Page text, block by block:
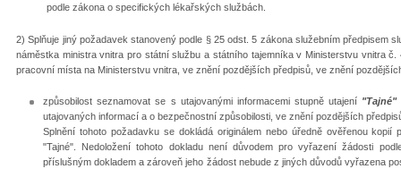
podle zákona o specifických lékařských službách.
2) Splňuje jiný požadavek stanovený podle § 25 odst. 5 zákona služebním předpisem
náměstka ministra vnitra pro státní službu a státního tajemníka v Ministerstvu vnitra
pracovní místa na Ministerstvu vnitra, ve znění pozdějších předpisů, ve znění
způsobilost seznamovat se s utajovanými informacemi stupně utajení "Tajné"
utajovaných informací a o bezpečnostní způsobilosti, ve znění pozdějších
Splnění tohoto požadavku se dokládá originálem nebo úředně ověřenou
"Tajné". Nedoložení tohoto dokladu není důvodem pro vyřazení žádosti
příslušným dokladem a zároveň jeho žádost nebude z jiných důvodů vyřazena